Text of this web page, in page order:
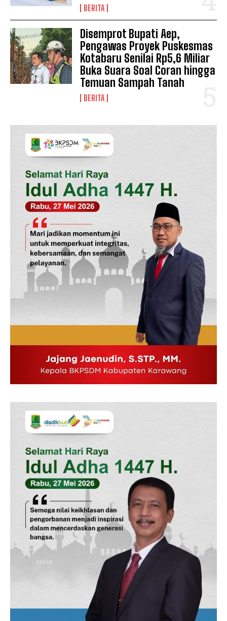
BERITA
Disemprot Bupati Aep,
Pengawas Proyek Puskesmas
Kotabaru Senilai Rp5,6 Miliar
Buka Suara Soal Coran hingga
Temuan Sampah Tanah
BERITA